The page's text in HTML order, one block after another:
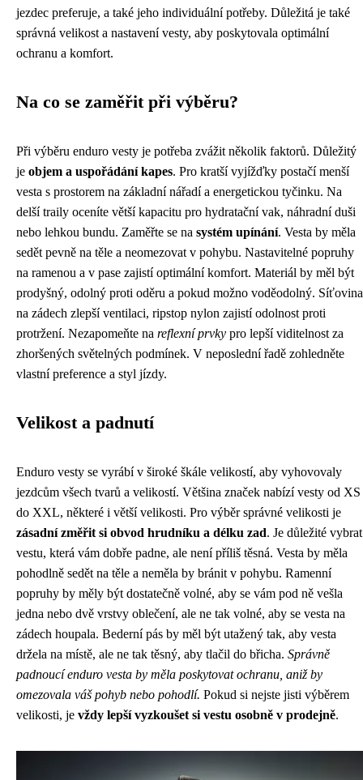
jezdec preferuje, a také jeho individuální potřeby. Důležitá je také
správná velikost a nastavení vesty, aby poskytovala optimální
ochranu a komfort.
Na co se zaměřit při výběru?
Při výběru enduro vesty je potřeba zvážit několik faktorů. Důležitý
je objem a uspořádání kapes. Pro kratší vyjížďky postačí menší
vesta s prostorem na základní nářadí a energetickou tyčinku. Na
delší traily oceníte větší kapacitu pro hydratační vak, náhradní duši
nebo lehkou bundu. Zaměřte se na systém upínání. Vesta by měla
sedět pevně na těle a neomezovat v pohybu. Nastavitelné popruhy
na ramenou a v pase zajistí optimální komfort. Materiál by měl být
prodyšný, odolný proti oděru a pokud možno voděodolný. Síťovina
na zádech zlepší ventilaci, ripstop nylon zajistí odolnost proti
protržení. Nezapomeňte na reflexní prvky pro lepší viditelnost za
zhoršených světelných podmínek. V neposlední řadě zohledněte
vlastní preference a styl jízdy.
Velikost a padnutí
Enduro vesty se vyrábí v široké škále velikostí, aby vyhovovaly
jezdcům všech tvarů a velikostí. Většina značek nabízí vesty od XS
do XXL, některé i větší velikosti. Pro výběr správné velikosti je
zásadní změřit si obvod hrudníku a délku zad. Je důležité vybrat
vestu, která vám dobře padne, ale není příliš těsná. Vesta by měla
pohodlně sedět na těle a neměla by bránit v pohybu. Ramenní
popruhy by měly být dostatečně volné, aby se vám pod ně vešla
jedna nebo dvě vrstvy oblečení, ale ne tak volné, aby se vesta na
zádech houpala. Bederní pás by měl být utažený tak, aby vesta
držela na místě, ale ne tak těsný, aby tlačil do břicha. Správně
padnoucí enduro vesta by měla poskytovat ochranu, aniž by
omezovala váš pohyb nebo pohodlí. Pokud si nejste jisti výběrem
velikosti, je vždy lepší vyzkoušet si vestu osobně v prodejně.